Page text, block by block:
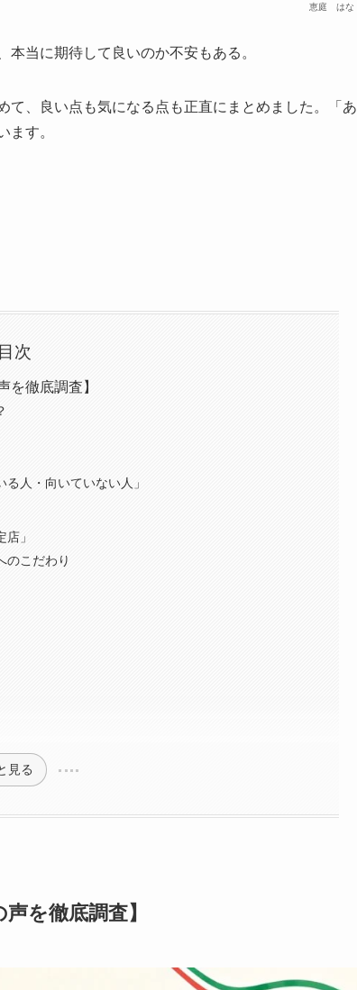
恵庭 はな
当に期待して良いのか不安もある。
て、良い点も気になる点も正直にまとめました。「あ
ます。
目次
を徹底調査】
人・向いていない人」
」
のこだわり
見る
を徹底調査】